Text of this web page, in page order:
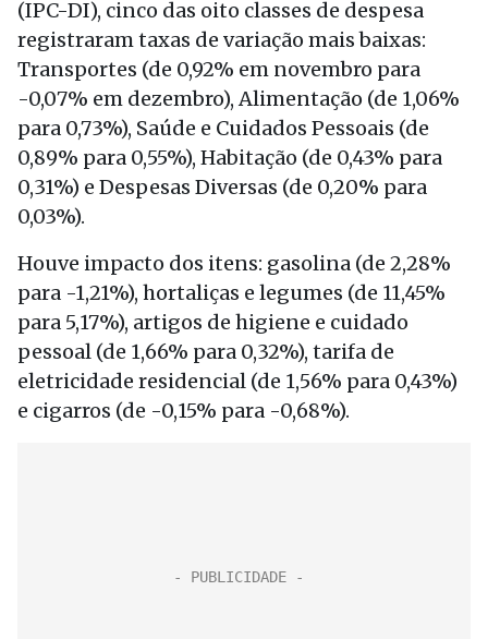
(IPC-DI), cinco das oito classes de despesa
registraram taxas de variação mais baixas:
Transportes (de 0,92% em novembro para
-0,07% em dezembro), Alimentação (de 1,06%
para 0,73%), Saúde e Cuidados Pessoais (de
0,89% para 0,55%), Habitação (de 0,43% para
0,31%) e Despesas Diversas (de 0,20% para
0,03%).
Houve impacto dos itens: gasolina (de 2,28%
para -1,21%), hortaliças e legumes (de 11,45%
para 5,17%), artigos de higiene e cuidado
pessoal (de 1,66% para 0,32%), tarifa de
eletricidade residencial (de 1,56% para 0,43%)
e cigarros (de -0,15% para -0,68%).